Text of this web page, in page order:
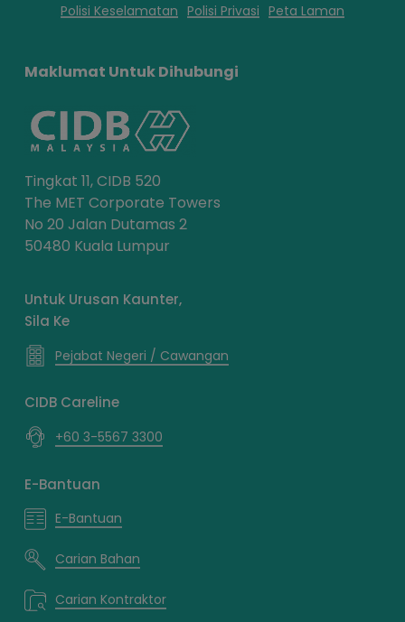
Polisi Keselamatan Polisi Privasi Peta Laman
Maklumat Untuk Dihubungi
Tingkat 11, CIDB 520
The MET Corporate Towers
No 20 Jalan Dutamas 2
50480 Kuala Lumpur
Untuk Urusan Kaunter,
Sila Ke
Pejabat Negeri / Cawangan
CIDB Careline
+60 3-5567 3300
E-Bantuan
E-Bantuan
Carian Bahan
Carian Kontraktor